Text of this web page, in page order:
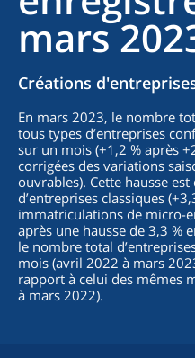
mars
Créations
En mars 2023, le nombre
tous types d’entreprises
sur un mois (+1,2 % après
corrigées des variations
ouvrables). Cette hausse
d’entreprises classiques
immatriculations de micro-
après une hausse de 3,3 %
le nombre total
mois (avril 2022 à mars
rapport à celui des mêmes
à mars 2022).